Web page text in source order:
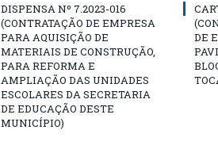
DISPENSA Nº 7.2023-016
(CONTRATAÇÃO DE EMPRESA
PARA AQUISIÇÃO DE
MATERIAIS DE CONSTRUÇÃO,
PARA REFORMA E
AMPLIAÇÃO DAS UNIDADES
ESCOLARES DA SECRETARIA
DE EDUCAÇÃO DESTE
MUNICÍPIO)
DE